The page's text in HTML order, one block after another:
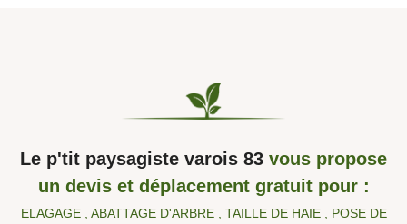
Le p'tit paysagiste varois 83 vous propose
un devis et déplacement gratuit pour :
ELAGAGE , ABATTAGE D'ARBRE , TAILLE DE HAIE , POSE DE